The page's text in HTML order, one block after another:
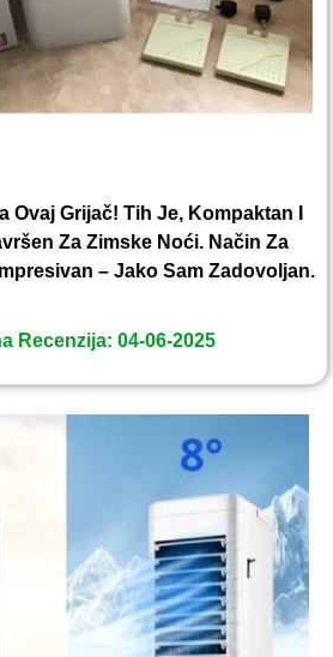
Ovaj Grijač! Tih Je, Kompaktan I
Za Zimske Noći. Način Za
– Jako Sam Zadovoljan.
Recenzija: 04-06-2025